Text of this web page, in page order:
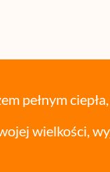
pełnym
wielkości,